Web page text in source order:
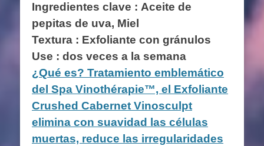
Ingredientes clave : Aceite de
pepitas de uva, Miel
Textura : Exfoliante con gránulos
Use : dos veces a la semana
¿Qué es? Tratamiento emblemático
del Spa Vinothérapie™, el Exfoliante
Crushed Cabernet Vinosculpt
elimina con suavidad las células
muertas, reduce las irregularidades